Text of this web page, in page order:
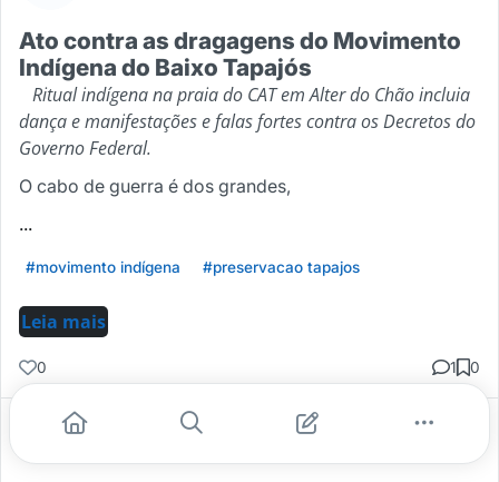
Ato contra as dragagens do Movimento
Indígena do Baixo Tapajós
Ritual indígena na praia do CAT em Alter do Chão incluia
dança e manifestações e falas fortes contra os Decretos do
Governo Federal.
O cabo de guerra é dos grandes,
...
#movimento indígena #preservacao tapajos
Leia mais
0 1 0